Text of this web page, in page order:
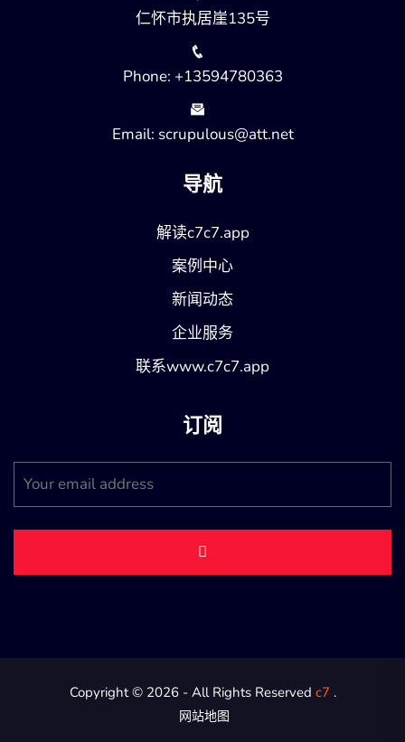
仁怀市执居崖135号
Phone: +13594780363
Email: scrupulous@att.net
导航
解读c7c7.app
案例中心
新闻动态
企业服务
联系www.c7c7.app
订阅
Copyright © 2026 - All Rights Reserved c7 .
网站地图